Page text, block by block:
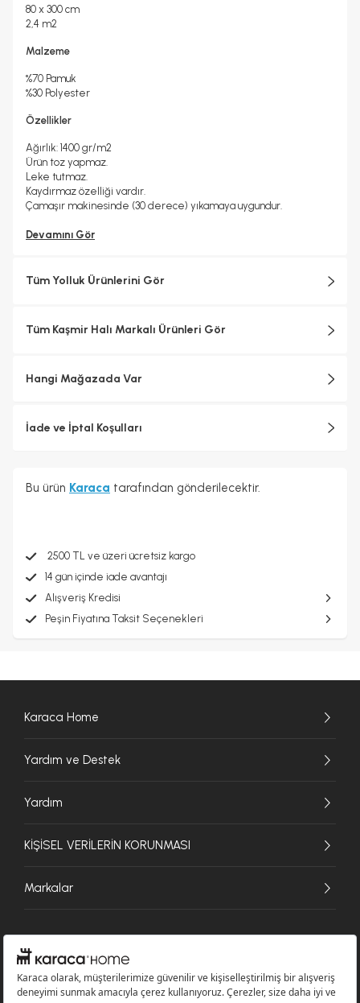
2, 4
80 x 300 cm
2,4 m2
Malzeme
%70 Pamuk
%30 Polyester
Özellikler
Ağırlık: 1400 gr/m2
Ürün toz yapmaz.
Leke tutmaz.
Kaydırmaz özelliği vardır.
Çamaşır makinesinde (30 derece) yıkamaya uygundur.
Devamını Gör
Tüm Yolluk Ürünlerini Gör
Tüm Kaşmir Halı Markalı Ürünleri Gör
Hangi Mağazada Var
İade ve İptal Koşulları
Bu ürün Karaca tarafından gönderilecektir.
2500 TL ve üzeri ücretsiz kargo
14 gün içinde iade avantajı
Alışveriş Kredisi
Peşin Fiyatına Taksit Seçenekleri
Karaca Home
Yardım ve Destek
Yardım
KİŞİSEL VERİLERİN KORUNMASI
Markalar